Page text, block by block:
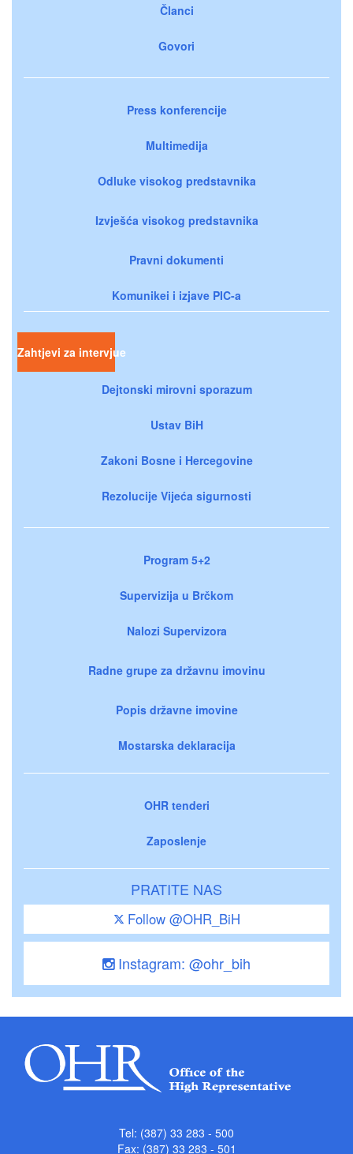
Članci
Govori
Press konferencije
Multimedija
Odluke visokog predstavnika
Izvješća visokog predstavnika
Pravni dokumenti
Komunikei i izjave PIC-a
Zahtjevi za intervjue
Dejtonski mirovni sporazum
Ustav BiH
Zakoni Bosne i Hercegovine
Rezolucije Vijeća sigurnosti
Program 5+2
Supervizija u Brčkom
Nalozi Supervizora
Radne grupe za državnu imovinu
Popis državne imovine
Mostarska deklaracija
OHR tenderi
Zaposlenje
PRATITE NAS
Follow @OHR_BiH
Instagram: @ohr_bih
Tel: (387) 33 283 - 500
Fax: (387) 33 283 - 501